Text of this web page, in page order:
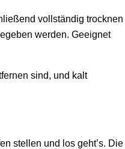
vollständig trocknen
werden. Geeignet
sind, und kalt
stellen und los geht’s. Die